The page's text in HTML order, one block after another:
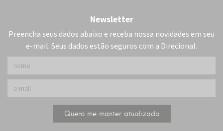
Newsletter
Preencha seus dados abaixo e receba nossa novidades em seu
e-mail. Seus dados estão seguros com a Direcional.